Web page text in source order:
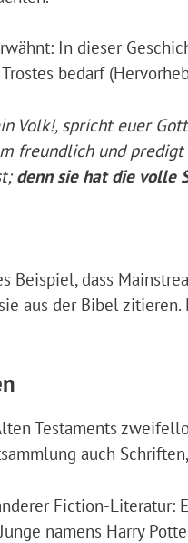
In dieser
bedarf
Volk!, spricht euer
freundlich und
denn sie hat die volle
Beispiel, dass
aus der Bibel zitieren.
Testaments
auch
Fiction-Literatur:
namens Harry